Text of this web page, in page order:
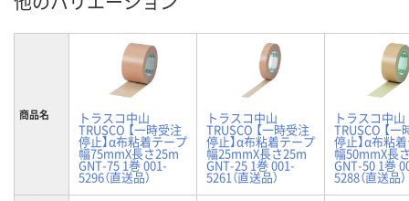
商品名 トラスコ中山
TRUSCO 【一時受注
停止】α布粘着テープ
幅75mmX長さ25m
GNT-75 1巻 001-
5296（直送品）
トラスコ中山
TRUSCO 【一時受注
停止】α布粘着テープ
幅25mmX長さ25m
GNT-25 1巻 001-
5261（直送品）
トラスコ中山
TRUSCO 【一
停止】α布粘
幅50mmX長
GNT-50 1巻
5288（直送品）